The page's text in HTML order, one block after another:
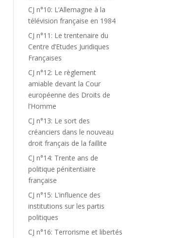
CJ n°10: L’Allemagne à la
télévision française en 1984
CJ n°11: Le trentenaire du
Centre d’Etudes Juridiques
Françaises
CJ n°12: Le règlement
amiable devant la Cour
européenne des Droits de
l’Homme
CJ n°13: Le sort des
créanciers dans le nouveau
droit français de la faillite
CJ n°14: Trente ans de
politique pénitentiaire
française
CJ n°15: L’influence des
institutions sur les partis
politiques
CJ n°16: Terrorisme et libertés